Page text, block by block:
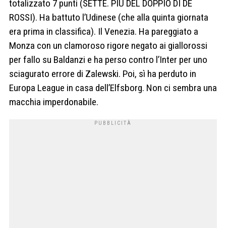
totalizzato 7 punti (SETTE. PIÙ DEL DOPPIO DI DE
ROSSI). Ha battuto l’Udinese (che alla quinta giornata
era prima in classifica). Il Venezia. Ha pareggiato a
Monza con un clamoroso rigore negato ai giallorossi
per fallo su Baldanzi e ha perso contro l’Inter per uno
sciagurato errore di Zalewski. Poi, sì ha perduto in
Europa League in casa dell’Elfsborg. Non ci sembra una
macchia imperdonabile.